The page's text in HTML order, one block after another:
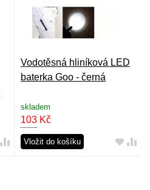
Vodotěsná hliníková LED
baterka Goo - černá
skladem
103 Kč
Vložit do košíku